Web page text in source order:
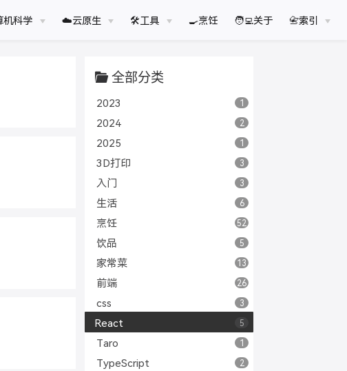
机科学 ☁️云原生 🛠工具 🍳烹饪 🧑‍💻关于 📇索引
全部分类
2023 1
2024 2
2025 1
3D打印 3
入门 3
生活 6
烹饪 52
饮品 5
家常菜 13
前端 26
css 3
React 5
Taro 1
TypeScript 2